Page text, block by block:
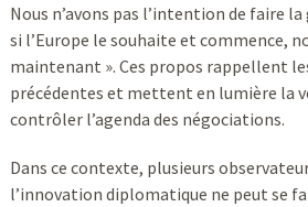
Nous n’avons pas l’intention de faire la
si l’Europe le souhaite et commence,
maintenant ». Ces propos rappellent
précédentes et mettent en lumière la
contrôler l’agenda des négociations.
Dans ce contexte, plusieurs
l’innovation diplomatique ne peut se